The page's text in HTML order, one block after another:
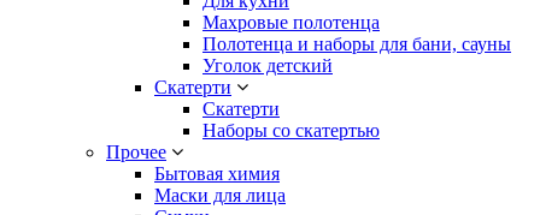
Махровые полотенца
Полотенца и наборы для бани, сауны
Уголок детский
Скатерти
Скатерти
Наборы со скатертью
Прочее
Бытовая химия
Маски для лица